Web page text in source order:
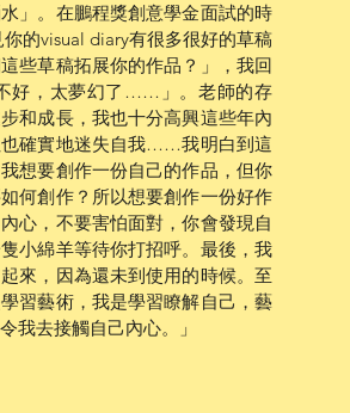
」。在鵬程獎創意學金面試的時
的visual diary有很多很好的草稿
些草稿拓展你的作品？」，我回
好，太夢幻了……」。老師的存
和成長，我也十分高興這些年內
確實地迷失自我……我明白到這
想要創作一份自己的作品，但你
何創作？所以想要創作一份好作
心，不要害怕面對，你會發現自
小綿羊等待你打招呼。最後，我
來，因為還未到使用的時候。至
習藝術，我是學習瞭解自己，藝
我去接觸自己內心。」